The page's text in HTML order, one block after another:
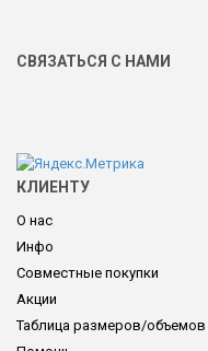
СВЯЗАТЬСЯ С НАМИ
КЛИЕНТУ
О нас
Инфо
Совместные покупки
Акции
Таблица размеров/объемов